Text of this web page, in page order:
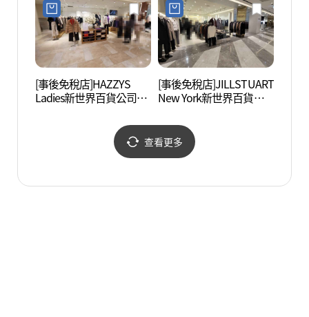
[事後免稅店]HAZZYS
Ladies新世界百貨公司江
세계백화점 강남점)
[事後免稅店]JILLSTUART
New York新世界百貨公
욕 신세계백화점 강남점)
查看更多